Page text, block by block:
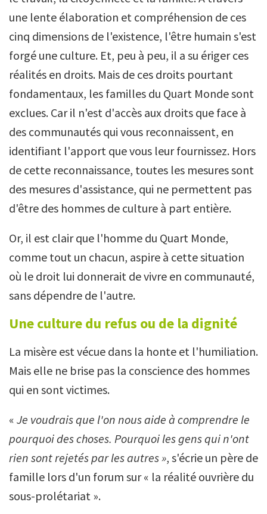
une lente élaboration et compréhension de ces
cinq dimensions de l'existence, l'être humain s'est
forgé une culture. Et, peu à peu, il a su ériger ces
réalités en droits. Mais de ces droits pourtant
fondamentaux, les familles du Quart Monde sont
exclues. Car il n'est d'accès aux droits que face à
des communautés qui vous reconnaissent, en
identifiant l'apport que vous leur fournissez. Hors
de cette reconnaissance, toutes les mesures sont
des mesures d'assistance, qui ne permettent pas
d'être des hommes de culture à part entière.
Or, il est clair que l'homme du Quart Monde,
comme tout un chacun, aspire à cette situation
où le droit lui donnerait de vivre en communauté,
sans dépendre de l'autre.
Une culture du refus ou de la dignité
La misère est vécue dans la honte et l'humiliation.
Mais elle ne brise pas la conscience des hommes
qui en sont victimes.
« Je voudrais que l'on nous aide à comprendre le
pourquoi des choses. Pourquoi les gens qui n'ont
rien sont rejetés par les autres », s'écrie un père de
famille lors d'un forum sur « la réalité ouvrière du
sous-prolétariat ».